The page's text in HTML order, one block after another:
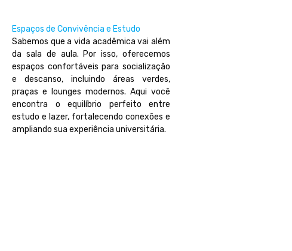
Espaços de Convivência e Estudo
Sabemos que a vida acadêmica vai além
da sala de aula. Por isso, oferecemos
espaços confortáveis ​​para socialização
e descanso, incluindo áreas verdes,
praças e lounges modernos. Aqui você
encontra o equilíbrio perfeito entre
estudo e lazer, fortalecendo conexões e
ampliando sua experiência universitária.